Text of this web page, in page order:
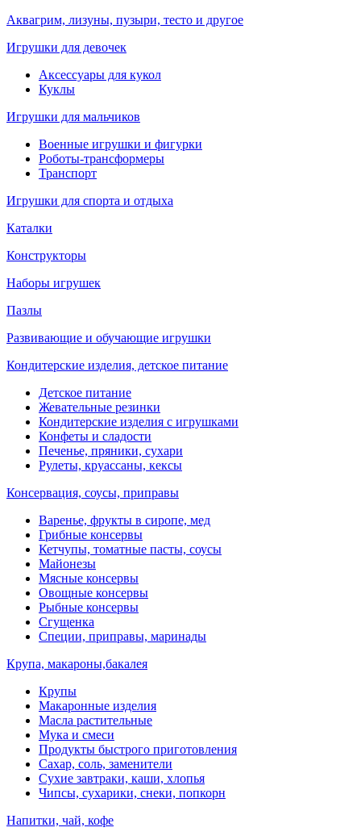
Аквагрим, лизуны, пузыри, тесто и другое
Игрушки для девочек
Аксессуары для кукол
Куклы
Игрушки для мальчиков
Военные игрушки и фигурки
Роботы-трансформеры
Транспорт
Игрушки для спорта и отдыха
Каталки
Конструкторы
Наборы игрушек
Пазлы
Развивающие и обучающие игрушки
Кондитерские изделия, детское питание
Детское питание
Жевательные резинки
Кондитерские изделия с игрушками
Конфеты и сладости
Печенье, пряники, сухари
Рулеты, круассаны, кексы
Консервация, соусы, приправы
Варенье, фрукты в сиропе, мед
Грибные консервы
Кетчупы, томатные пасты, соусы
Майонезы
Мясные консервы
Овощные консервы
Рыбные консервы
Сгущенка
Специи, приправы, маринады
Крупа, макароны,бакалея
Крупы
Макаронные изделия
Масла растительные
Мука и смеси
Продукты быстрого приготовления
Сахар, соль, заменители
Сухие завтраки, каши, хлопья
Чипсы, сухарики, снеки, попкорн
Напитки, чай, кофе